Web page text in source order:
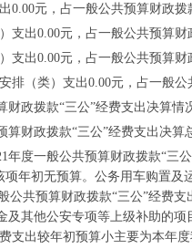
0.00元，占一般公共预算财政拨
支出0.00元，占一般公共预算
支出0.00元，占一般公共预算
排（类）支出0.00元，占一般
财政拨款“三公”经费支出决算情
算财政拨款“三公”经费支出决算
年度一般公共预算财政拨款“三
项年初无预算。公务用车购置及
公共预算财政拨款“三公”经费
及其他公安专项等上级补助的
支出较年初预算小主要为本年